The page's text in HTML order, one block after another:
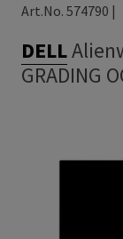
Art.No. 574790 |
DELL
GRADING